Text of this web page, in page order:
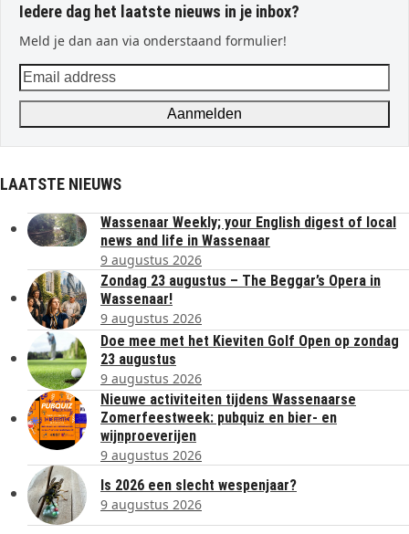
Iedere dag het laatste nieuws in je inbox?
Meld je dan aan via onderstaand formulier!
Email
address
Aanmelden
LAATSTE NIEUWS
Wassenaar Weekly; your English digest of local
news and life in Wassenaar
9 augustus 2026
Zondag 23 augustus – The Beggar’s Opera in
Wassenaar!
9 augustus 2026
Doe mee met het Kieviten Golf Open op zondag
23 augustus
9 augustus 2026
Nieuwe activiteiten tijdens Wassenaarse
Zomerfeestweek: pubquiz en bier- en
wijnproeverijen
9 augustus 2026
Is 2026 een slecht wespenjaar?
9 augustus 2026